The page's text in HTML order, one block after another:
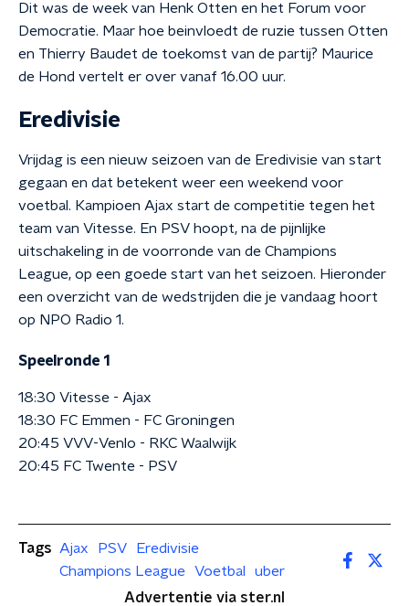
Dit was de week van Henk Otten en het Forum voor
Democratie. Maar hoe beinvloedt de ruzie tussen Otten
en Thierry Baudet de toekomst van de partij? Maurice
de Hond vertelt er over vanaf 16.00 uur.
Eredivisie
Vrijdag is een nieuw seizoen van de Eredivisie van start
gegaan en dat betekent weer een weekend voor
voetbal. Kampioen Ajax start de competitie tegen het
team van Vitesse. En PSV hoopt, na de pijnlijke
uitschakeling in de voorronde van de Champions
League, op een goede start van het seizoen. Hieronder
een overzicht van de wedstrijden die je vandaag hoort
op NPO Radio 1.
Speelronde 1
18:30 Vitesse - Ajax
18:30 FC Emmen - FC Groningen
20:45 VVV-Venlo - RKC Waalwijk
20:45 FC Twente - PSV
Tags Ajax PSV
Eredivisie
Champions League
Voetbal
uber
Advertentie via ster.nl